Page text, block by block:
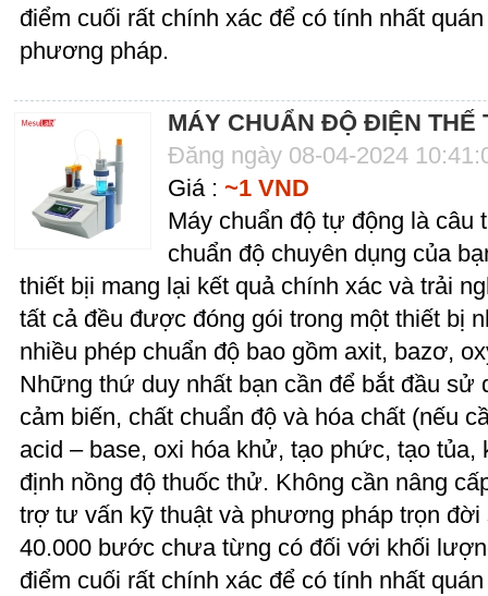
điểm cuối rất chính xác để có tính nhất
phương pháp.
MÁY CHUẨN ĐỘ ĐIỆN THẾ
Đăng ngày 08-04-2024
Giá : ~1 VND
Máy chuẩn độ tự động là câu
chuẩn độ chuyên dụng của
thiết bịi mang lại kết quả chính xác và trải
tất cả đều được đóng gói trong một thiết bị
nhiều phép chuẩn độ bao gồm axit, bazơ,
Những thứ duy nhất bạn cần để bắt đầu sử
cảm biến, chất chuẩn độ và hóa chất (nếu
acid – base, oxi hóa khử, tạo phức, tạo
định nồng độ thuốc thử. Không cần nâng
trợ tư vấn kỹ thuật và phương pháp trọn
40.000 bước chưa từng có đối với khối
điểm cuối rất chính xác để có tính nhất